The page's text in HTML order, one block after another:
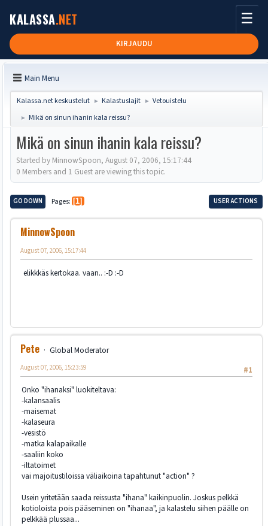
KALASSA.NET
KIRJAUDU
☰
Main Menu
Kalassa.net keskustelut ► Kalastuslajit ► Vetouistelu
► Mikä on sinun ihanin kala reissu?
Mikä on sinun ihanin kala reissu?
Started by MinnowSpoon, August 07, 2006, 15:17:44
0 Members and 1 Guest are viewing this topic.
GO DOWN Pages 1 USER ACTIONS
MinnowSpoon
August 07, 2006, 15:17:44
elikkkäs kertokaa. vaan.. :-D :-D
Pete
Global Moderator
#1
August 07, 2006, 15:23:59
Onko "ihanaksi" luokiteltava:
-kalansaalis
-maisemat
-kalaseura
-vesistö
-matka kalapaikalle
-saaliin koko
-iltatoimet
vai majoitustiloissa väliaikoina tapahtunut "action" ?
Usein yritetään saada reissusta "ihana" kaikinpuolin. Joskus pelkkä
kotioloista pois pääseminen on "ihanaa", ja kalastelu siihen päälle on
pelkkää plussaa...